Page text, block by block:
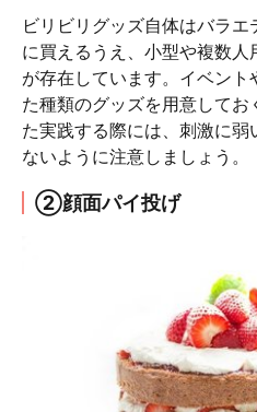
ビリビリグッズ自体はバラ
に買えるうえ、小型や複数
が存在しています。イベン
た種類のグッズを用意してお
た実践する際には、刺激に
ないように注意しましょう。
②顔面パイ投げ